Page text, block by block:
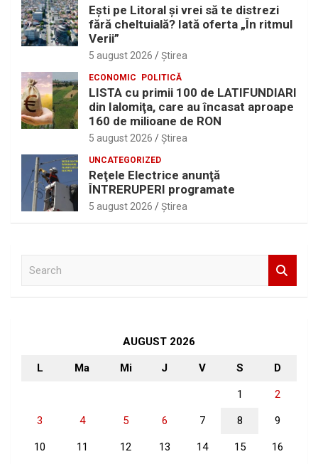
Eşti pe Litoral şi vrei să te distrezi
fără cheltuială? Iată oferta „În ritmul
Verii”
5 august 2026 Ştirea
ECONOMIC POLITICĂ
LISTA cu primii 100 de LATIFUNDIARI
din Ialomiţa, care au încasat aproape
160 de milioane de RON
5 august 2026 Ştirea
UNCATEGORIZED
Reţele Electrice anunţă
ÎNTRERUPERI programate
5 august 2026 Ştirea
AUGUST 2026
L Ma Mi J V S D
1 2
3 4 5 6 7 8 9
10 11 12 13 14 15 16